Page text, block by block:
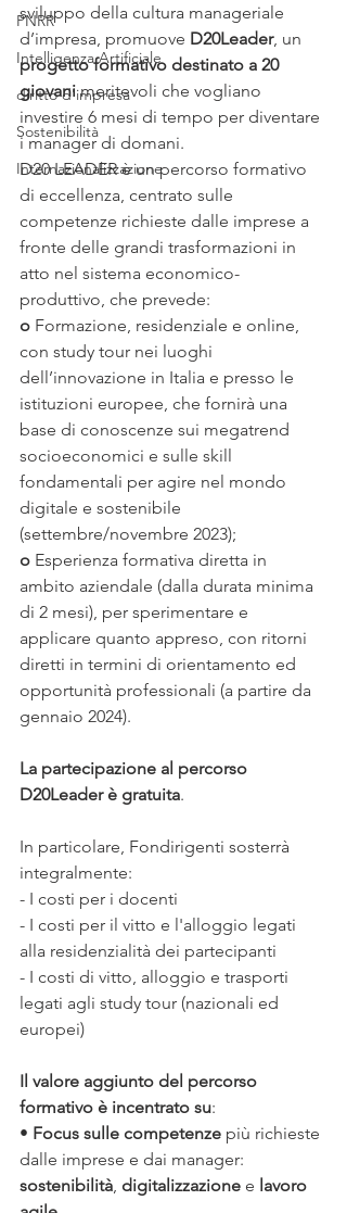
PNRR
Intelligenza Artificiale
diritto d'impresa
Sostenibilità
Internazionalizzazione
sviluppo della cultura manageriale
d’impresa, promuove D20Leader, un
progetto formativo destinato a 20
giovani meritevoli che vogliano
investire 6 mesi di tempo per diventare
i manager di domani.
D20 LEADER è un percorso formativo
di eccellenza, centrato sulle
competenze richieste dalle imprese a
fronte delle grandi trasformazioni in
atto nel sistema economico-
produttivo, che prevede:
o Formazione, residenziale e online,
con study tour nei luoghi
dell’innovazione in Italia e presso le
istituzioni europee, che fornirà una
base di conoscenze sui megatrend
socioeconomici e sulle skill
fondamentali per agire nel mondo
digitale e sostenibile
(settembre/novembre 2023);
o Esperienza formativa diretta in
ambito aziendale (dalla durata minima
di 2 mesi), per sperimentare e
applicare quanto appreso, con ritorni
diretti in termini di orientamento ed
opportunità professionali (a partire da
gennaio 2024).
La partecipazione al percorso
D20Leader è gratuita.
In particolare, Fondirigenti sosterrà
integralmente:
- I costi per i docenti
- I costi per il vitto e l'alloggio legati
alla residenzialità dei partecipanti
- I costi di vitto, alloggio e trasporti
legati agli study tour (nazionali ed
europei)
Il valore aggiunto del percorso
formativo è incentrato su:
• Focus sulle competenze più richieste
dalle imprese e dai manager:
sostenibilità digitalizzazione e lavoro